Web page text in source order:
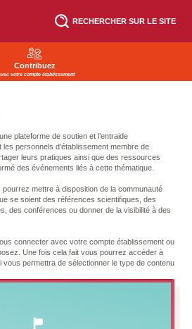
RECHERCHER SUR LE SITE
Contribuez
votre compte établissement
plateforme de soutien et l’entraide
personnels d’établissement membre de
leurs pratiques ainsi que des ressources
des événements liés à cette thématique.
mettre à disposition de la communauté
se soient des références scientifiques, des
des conférences ou donner de la visibilité à des
connecter avec votre compte établissement ou
Une fois cela fait vous pourrez accéder à
vous permettra de sélectionner le type de contenu